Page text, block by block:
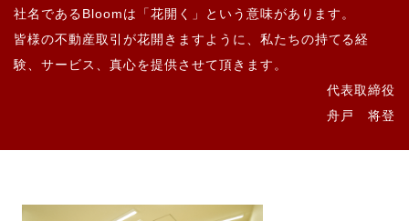
社名であるBloomは「花開く」という意味があります。
皆様の不動産取引が花開きますように、私たちの持てる経
験、サービス、真心を提供させて頂きます。
代表取締役
舟戸 将登